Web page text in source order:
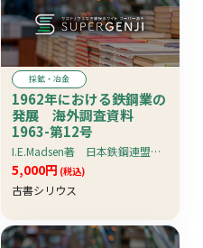
採鉱・冶金
1962年における鉄鋼業の
発展 海外調査資料
1963-第12号
I.E.Madsen著 日本鉄鋼連盟調査局訳
5,000円 (税込)
古書シリウス